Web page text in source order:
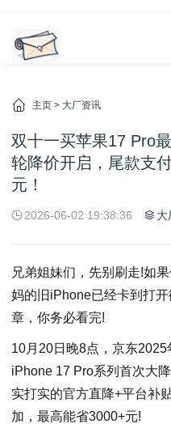
主页 > 大厂资讯
双十一买苹果17 Pro
轮降价开启，尾款支
元！
2026-06-02 19:38:36 大
兄弟姐妹们，先别刷走!如
妈的旧iPhone已经卡到打
章，你务必看完!
10月20日晚8点，京东
iPhone 17 Pro系列首次大
实打实的官方直降+平台补
加，最高能省3000+元!